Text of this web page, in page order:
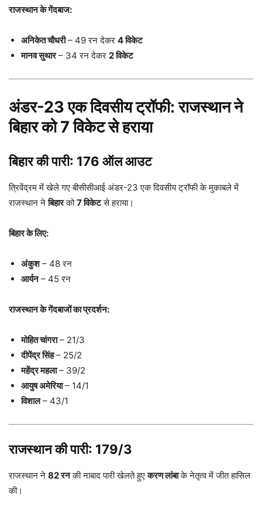
राजस्थान के गेंदबाज:
अनिकेत चौधरी– 49 रन देकर 4 विकेट
मानव सुथार– 34 रन देकर 2 विकेट
अंडर-23 एक दिवसीय ट्रॉफी: राजस्थान ने
बिहार को 7 विकेट से हराया
बिहार की पारी: 176 ऑल आउट
त्रिवेंद्रम में खेले गए बीसीसीआई अंडर-23 एक दिवसीय ट्रॉफी के मुकाबले में
राजस्थान नेबिहारको7 विकेटसे हराया।
बिहार के लिए:
अंकुश– 48 रन
आर्यन– 45 रन
राजस्थान के गेंदबाजों का प्रदर्शन:
मोहित चांगरा– 21/3
दीपेंद्र सिंह– 25/2
महेंद्र महला– 39/2
आयुष अमेरिया– 14/1
विशाल– 43/1
राजस्थान की पारी: 179/3
राजस्थान ने 82 रनकी नाबाद पारी खेलते हुएकरण लांबाके नेतृत्व में जीत हासिल
की।